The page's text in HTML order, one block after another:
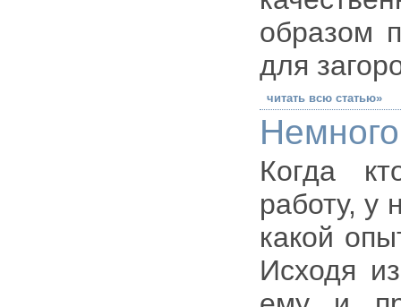
образом
для
читать всю статью»
Когда
работу, у
какой
Исходя